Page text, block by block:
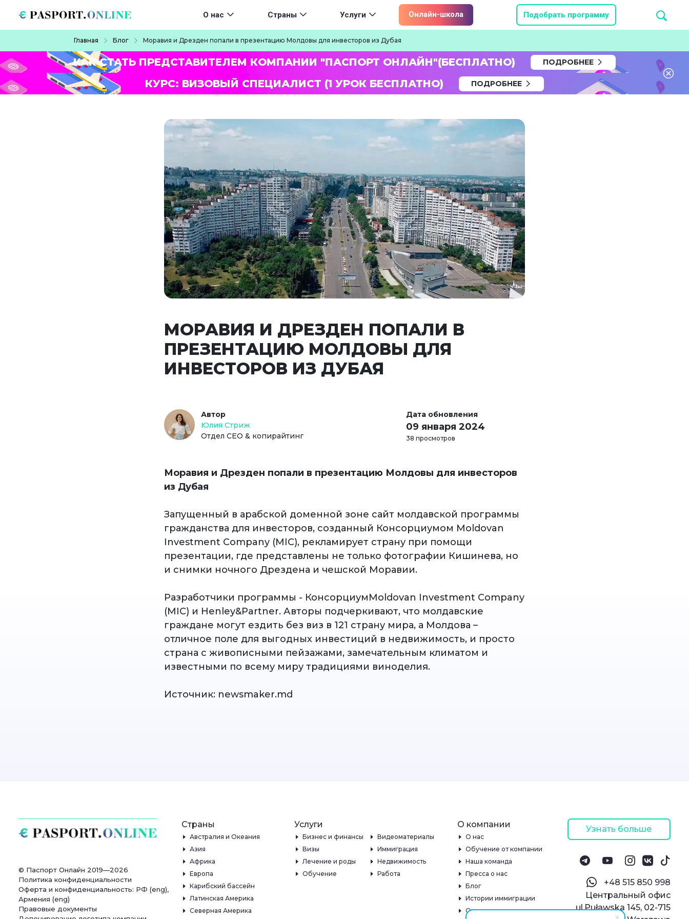
Main navigation
О нас Страны Услуги Онлайн-школа Подобрать программу
Главная Блог Моравия и Дрезден попали в презентацию Молдовы для инвесторов из Дубая
КАК СТАТЬ ПРЕДСТАВИТЕЛЕМ КОМПАНИИ "ПАСПОРТ ОНЛАЙН"(БЕСПЛАТНО) ПОДРОБНЕЕ
КУРС: ВИЗОВЫЙ СПЕЦИАЛИСТ (1 УРОК БЕСПЛАТНО) ПОДРОБНЕЕ
МОРАВИЯ И ДРЕЗДЕН ПОПАЛИ В
ПРЕЗЕНТАЦИЮ МОЛДОВЫ ДЛЯ
ИНВЕСТОРОВ ИЗ ДУБАЯ
Автор
Юлия Стриж
Отдел СЕО & копирайтинг
Дата обновления
09 января 2024
38 просмотров
Моравия и Дрезден попали в презентацию Молдовы для инвесторов
из Дубая
Запущенный в арабской доменной зоне сайт молдавской программы
гражданства для инвесторов, созданный Консорциумом Moldovan
Investment Company (MIC), рекламирует страну при помощи
презентации, где представлены не только фотографии Кишинева, но
и снимки ночного Дрездена и чешской Моравии.
Разработчики программы - КонсорциумMoldovan Investment Company
(MIC) и Henley&Partner. Авторы подчеркивают, что молдавские
граждане могут ездить без виз в 121 страну мира, а Молдова –
отличное поле для выгодных инвестиций в недвижимость, и просто
страна с живописными пейзажами, замечательным климатом и
известными по всему миру традициями виноделия.
Источник: newsmaker.md
© Паспорт Онлайн 2019—2026
Политика конфиденциальности
Оферта и конфиденциальность: РФ (eng),
Армения (eng)
Правовые документы
Страны
Австралия и Океания
Азия
Африка
Европа
Карибский бассейн
Латинская Америка
Северная Америка
Услуги
Бизнес и финансы
Видеоматериалы
Визы
Иммиграция
Лечение и роды
Недвижимость
Обучение
Работа
О компании
О нас
Обучение от компании
Наша команда
Пресса о нас
Блог
Истории иммиграции
Отзывы
Узнать больше
‪+48 515 850 998‬
Центральный офис
ul.Puławska 145, 02-715